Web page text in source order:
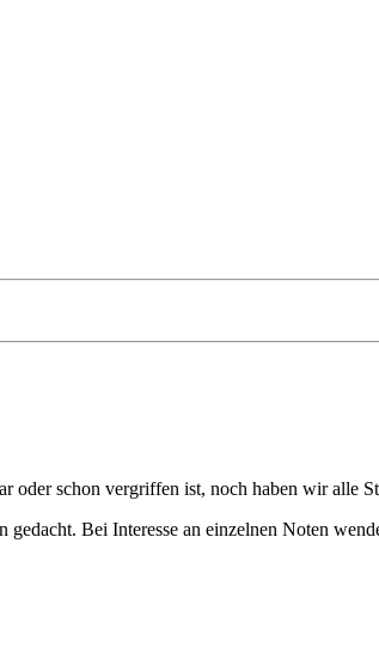
oder schon vergriffen ist, noch haben wir alle
Bei Interesse an einzelnen Noten